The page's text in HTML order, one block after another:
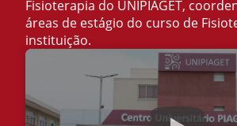
Fisioterapia do UNIPIAGET,
áreas de estágio do curso de
instituição.